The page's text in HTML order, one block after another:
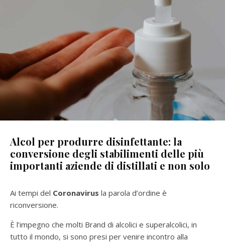
Alcol per produrre disinfettante: la
conversione degli stabilimenti delle più
importanti aziende di distillati e non solo
Ai tempi del Coronavirus la parola d’ordine è
riconversione.
È l’impegno che molti Brand di alcolici e superalcolici, in
tutto il mondo, si sono presi per venire incontro alla